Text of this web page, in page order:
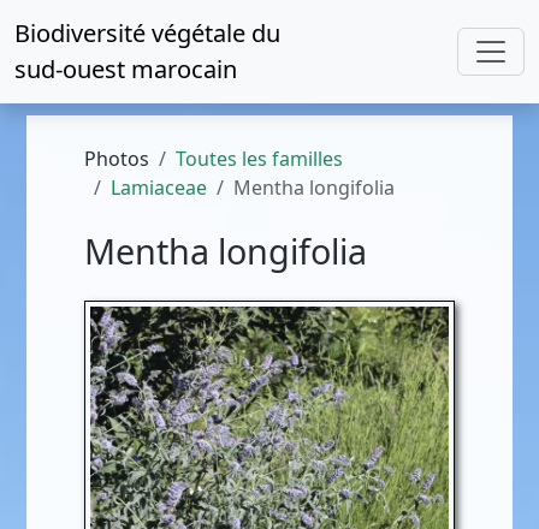
Biodiversité végétale du
sud-ouest marocain
Photos
Toutes les familles
Lamiaceae
Mentha longifolia
Mentha longifolia